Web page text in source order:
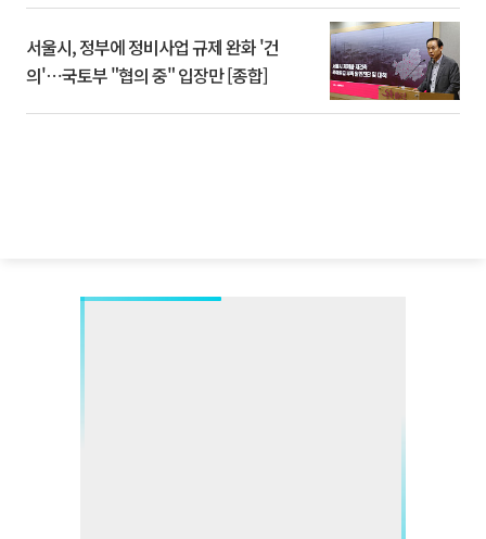
서울시, 정부에 정비사업 규제 완화 '건
의'⋯국토부 "협의 중" 입장만 [종합]